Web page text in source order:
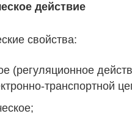
действие
свойства:
(регуляционное
транспортной